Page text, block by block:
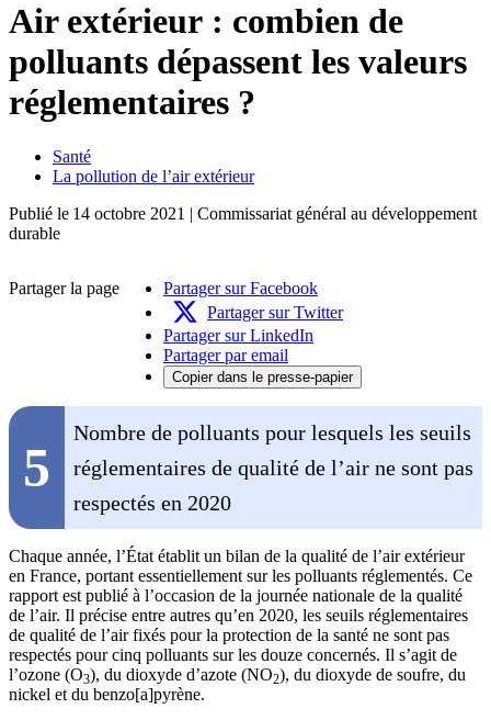
Air extérieur : combien de
polluants dépassent les valeurs
réglementaires ?
Santé
La pollution de l’air extérieur
Publié le 14 octobre 2021 | Commissariat général au développement
durable
Partager la page
Partager sur Facebook
Partager sur Twitter
Partager sur LinkedIn
Partager par email
Copier dans le presse-papier
5
Nombre de polluants pour lesquels les seuils
réglementaires de qualité de l’air ne sont pas
respectés en 2020
Chaque année, l’État établit un bilan de la qualité de l’air extérieur
en France, portant essentiellement sur les polluants réglementés. Ce
rapport est publié à l’occasion de la journée nationale de la qualité
de l’air. Il précise entre autres qu’en 2020, les seuils réglementaires
de qualité de l’air fixés pour la protection de la santé ne sont pas
respectés pour cinq polluants sur les douze concernés. Il s’agit de
l’ozone (O3), du dioxyde d’azote (NO2), du dioxyde de soufre, du
nickel et du benzo[a]pyrène.